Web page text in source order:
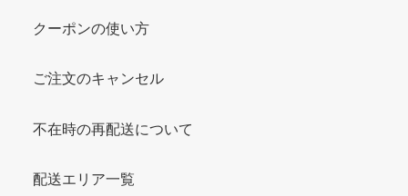
クーポンの使い方
ご注文のキャンセル
不在時の再配送について
配送エリア一覧